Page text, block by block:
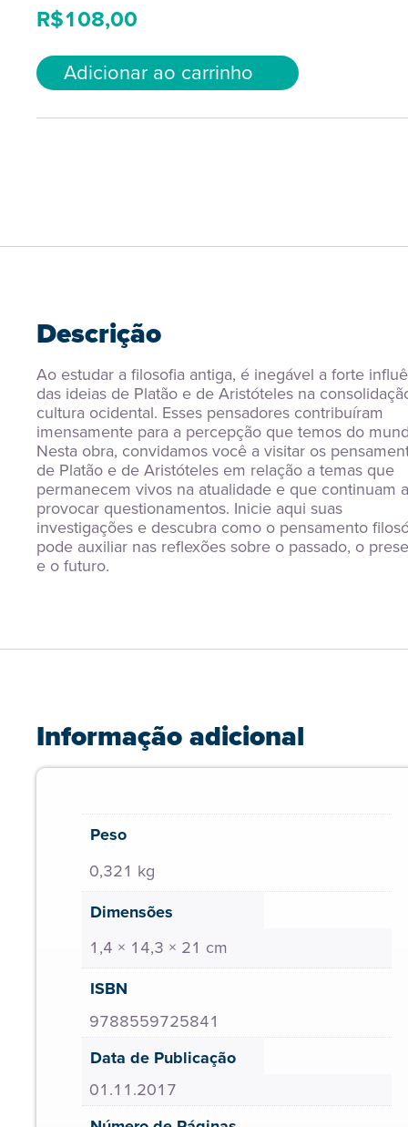
R$108,00
Adicionar ao carrinho
Descrição
Ao estudar a filosofia antiga, é inegável a forte
das ideias de Platão e de Aristóteles na
cultura ocidental. Esses pensadores contribuíram
imensamente para a percepção que temos do
Nesta obra, convidamos você a visitar os
de Platão e de Aristóteles em relação a temas que
permanecem vivos na atualidade e que continuam a
provocar questionamentos. Inicie aqui suas
investigações e descubra como o pensamento
pode auxiliar nas reflexões sobre o passado, o
e o futuro.
Informação adicional
Peso
0,321 kg
Dimensões
1,4 × 14,3 × 21 cm
ISBN
9788559725841
Data de Publicação
01.11.2017